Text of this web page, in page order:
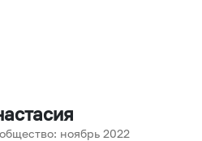
ноябрь 2022